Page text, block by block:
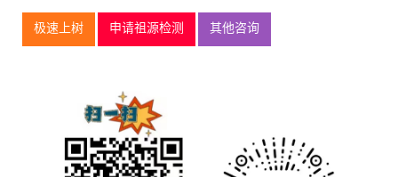
极速上树 申请祖源检测 其他咨询